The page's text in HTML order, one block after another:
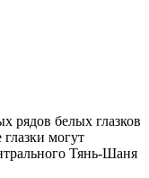
рядов белых глазков
могут
Тянь-Шаня